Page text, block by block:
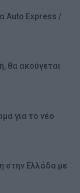
Auto Express /
θα ακούγεται
για το νέο
στην Ελλάδα με